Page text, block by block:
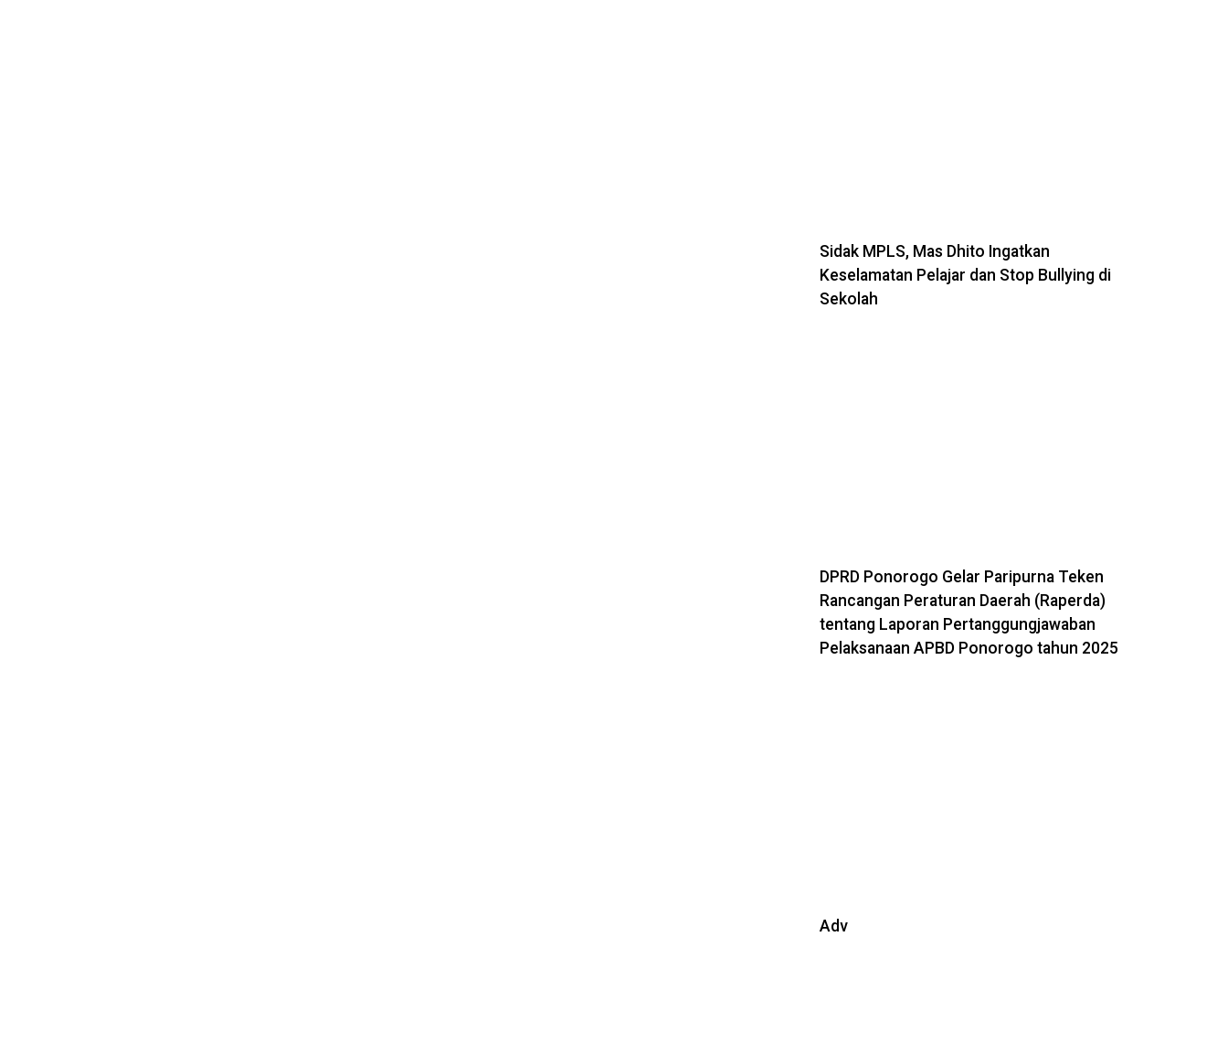
Sidak MPLS, Mas Dhito Ingatkan
Keselamatan Pelajar dan Stop Bullying di
Sekolah
DPRD Ponorogo Gelar Paripurna Teken
Rancangan Peraturan Daerah (Raperda)
tentang Laporan Pertanggungjawaban
Pelaksanaan APBD Ponorogo tahun 2025
Adv